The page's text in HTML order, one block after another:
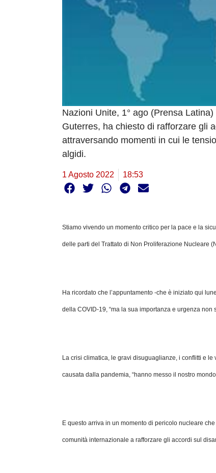
Nazioni Unite, 1° ago (Prensa
Guterres, ha chiesto di rafforzare gli
attraversando momenti in cui le
algidi.
1 Agosto 2022 18:53
Stiamo vivendo un momento critico per la pace e la
delle parti del Trattato di Non Proliferazione Nucleare
Ha ricordato che l’appuntamento -che è iniziato qui
della COVID-19, “ma la sua importanza e urgenza non
La crisi climatica, le gravi disuguaglianze, i conflitti e
causata dalla pandemia, “hanno messo il nostro
E questo arriva in un momento di pericolo nucleare
comunità internazionale a rafforzare gli accordi sul